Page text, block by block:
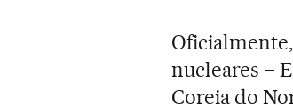
nucleares –
Coreia do